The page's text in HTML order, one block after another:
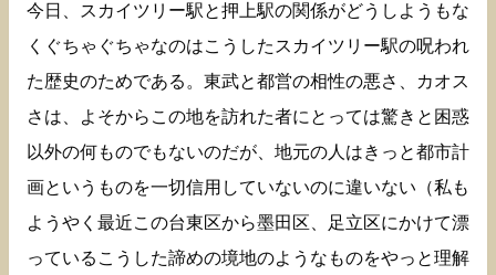
今日、スカイツリー駅と押上駅の関係がどうしようもな
くぐちゃぐちゃなのはこうしたスカイツリー駅の呪われ
た歴史のためである。東武と都営の相性の悪さ、カオス
さは、よそからこの地を訪れた者にとっては驚きと困惑
以外の何ものでもないのだが、地元の人はきっと都市計
画というものを一切信用していないのに違いない（私も
ようやく最近この台東区から墨田区、足立区にかけて漂
っているこうした諦めの境地のようなものをやっと理解